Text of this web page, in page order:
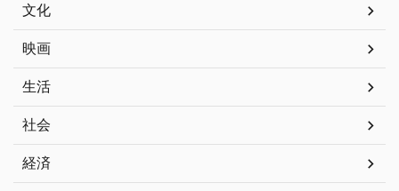
文化
映画
生活
社会
経済